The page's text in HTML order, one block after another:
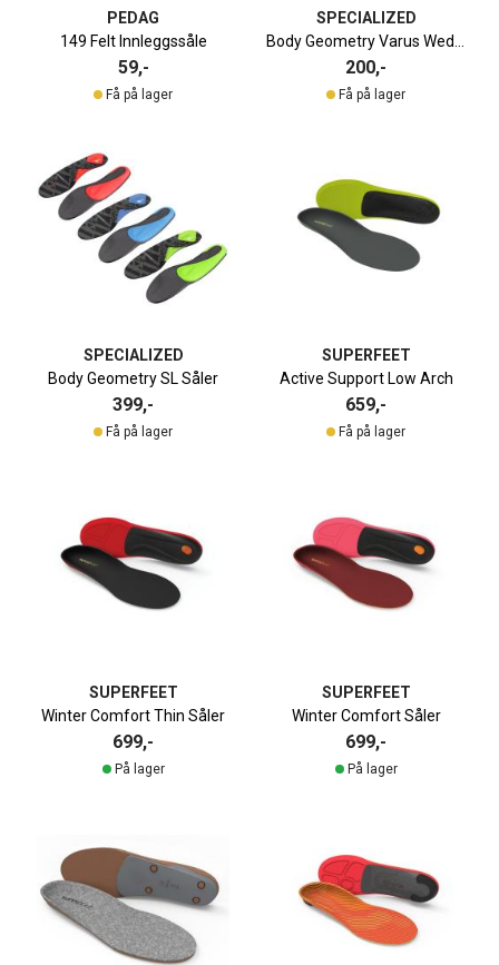
PEDAG
149 Felt Innleggssåle
59,-
Få på lager
SPECIALIZED
Body Geometry Varus Wedge | 2pk
200,-
Få på lager
SPECIALIZED
Body Geometry SL Såler
399,-
Få på lager
SUPERFEET
Active Support Low Arch
659,-
Få på lager
SUPERFEET
Winter Comfort Thin Såler
699,-
På lager
SUPERFEET
Winter Comfort Såler
699,-
På lager